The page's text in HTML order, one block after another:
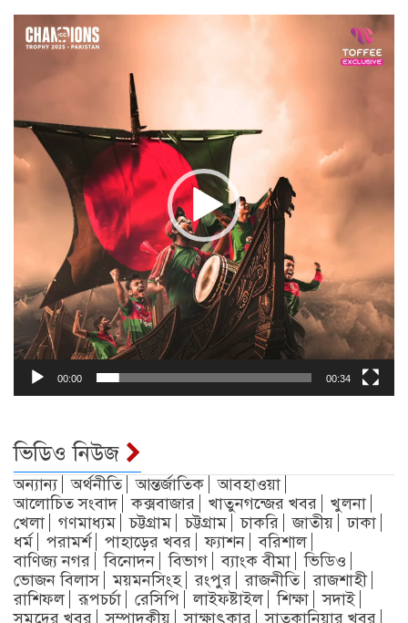
Video
Player
00:00 00:34
ভিডিও নিউজ
অন্যান্য অর্থনীতি আন্তর্জাতিক
আবহাওয়া
আলোচিত সংবাদ
কক্সবাজার খাতুনগন্জের খবর
খুলনা
খেলা
গণমাধ্যম চট্টগ্রাম চট্টগ্রাম চাকরি জাতীয়
ঢাকা
ধর্ম
পরামর্শ পাহাড়ের খবর ফ্যাশন
বরিশাল
বাণিজ্য নগর
বিনোদন বিভাগ ব্যাংক বীমা
ভিডিও
ভোজন বিলাস
ময়মনসিংহ রংপুর রাজনীতি
রাজশাহী
রাশিফল
রূপচর্চা রেসিপি লাইফষ্টাইল শিক্ষা
সদাই
সমুদ্রের খবর
সম্পাদকীয় সাক্ষাৎকার
সাতকানিয়ার খবর